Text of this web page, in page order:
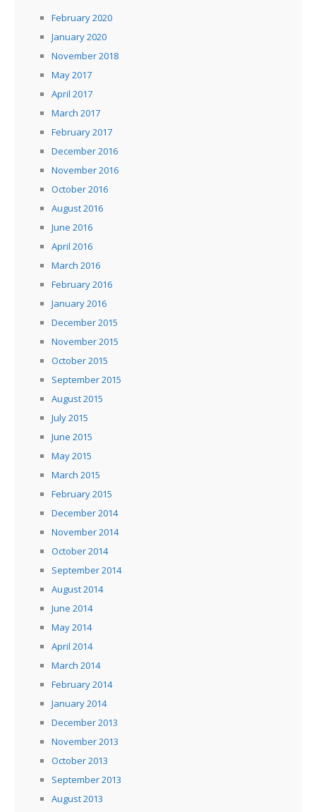
February 2020
January 2020
November 2018
May 2017
April 2017
March 2017
February 2017
December 2016
November 2016
October 2016
August 2016
June 2016
April 2016
March 2016
February 2016
January 2016
December 2015
November 2015
October 2015
September 2015
August 2015
July 2015
June 2015
May 2015
March 2015
February 2015
December 2014
November 2014
October 2014
September 2014
August 2014
June 2014
May 2014
April 2014
March 2014
February 2014
January 2014
December 2013
November 2013
October 2013
September 2013
August 2013